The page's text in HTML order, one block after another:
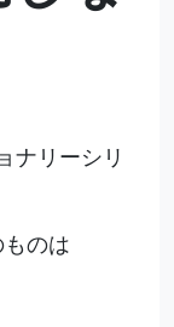
ナリーシリ
のは